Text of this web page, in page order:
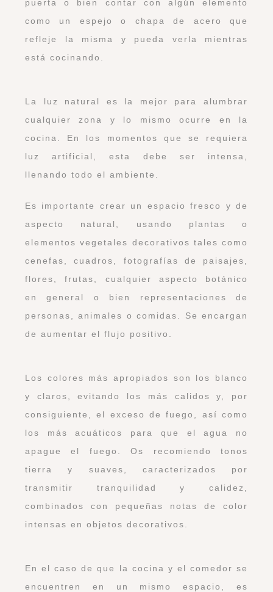
puerta o bien contar con algún elemento
como un espejo o chapa de acero que
refleje la misma y pueda verla mientras
está cocinando.
La luz natural es la mejor para alumbrar
cualquier zona y lo mismo ocurre en la
cocina. En los momentos que se requiera
luz artificial, esta debe ser intensa,
llenando todo el ambiente.
Es importante crear un espacio fresco y de
aspecto natural, usando plantas o
elementos vegetales decorativos tales como
cenefas, cuadros, fotografías de paisajes,
flores, frutas, cualquier aspecto botánico
en general o bien representaciones de
personas, animales o comidas. Se encargan
de aumentar el flujo positivo.
Los colores más apropiados son los blanco
y claros, evitando los más calidos y, por
consiguiente, el exceso de fuego, así como
los más acuáticos para que el agua no
apague el fuego. Os recomiendo tonos
tierra y suaves, caracterizados por
transmitir tranquilidad y calidez,
combinados con pequeñas notas de color
intensas en objetos decorativos.
En el caso de que la cocina y el comedor se
encuentren en un mismo espacio, es